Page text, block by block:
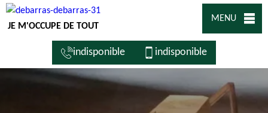
JE M'OCCUPE DE TOUT
MENU
indisponible indisponible